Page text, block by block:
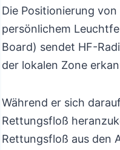
Die Positionierung
persönlichem
Board) sendet HF-
der lokalen Zone
Während er sich
Rettungsfloß
Rettungsfloß aus den